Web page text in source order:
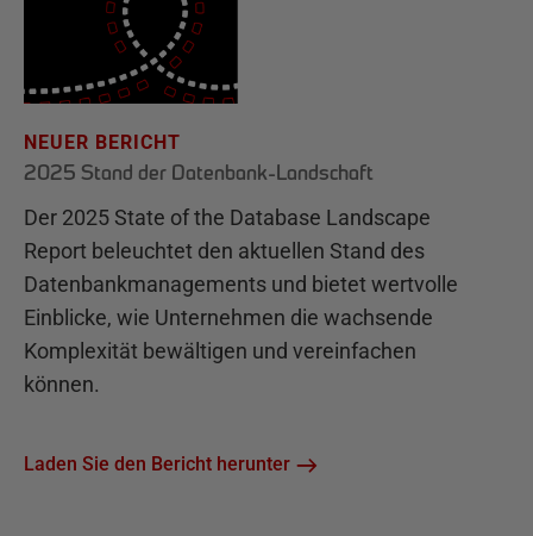
NEUER BERICHT
2025 Stand der Datenbank-Landschaft
Der 2025 State of the Database Landscape
Report beleuchtet den aktuellen Stand des
Datenbankmanagements und bietet wertvolle
Einblicke, wie Unternehmen die wachsende
Komplexität bewältigen und vereinfachen
können.
Laden Sie den Bericht herunter